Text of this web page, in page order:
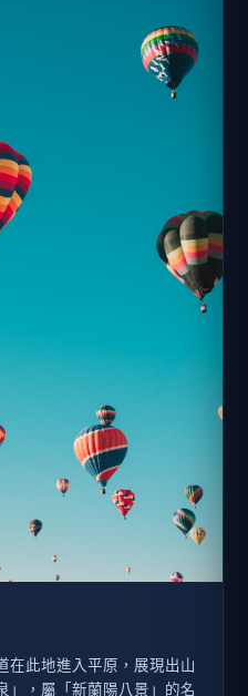
近距離接觸海洋生態，欣賞
驗魚群圍繞自己的愉悅。豆
比起衝浪更容易上手，那就
是一大型衝浪板加上一隻高
在此地進入平原，展現出山
」，屬「新蘭陽八景」的名